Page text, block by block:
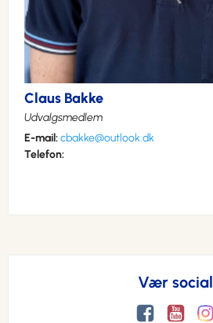
Claus Bakke
Udvalgsmedlem
E-mail:cbakke@outlook.dk
Telefon:
Vær social